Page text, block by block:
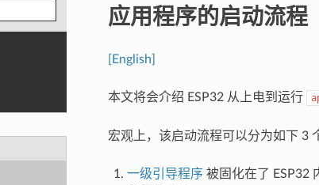
应用程序的启动流程
[English]
本文将会介绍 ESP32 从上电到运行
宏观上，该启动流程可以分为如下 3
一级引导程序 被固化在了 ESP32